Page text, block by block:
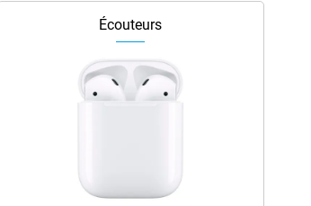
Écouteurs